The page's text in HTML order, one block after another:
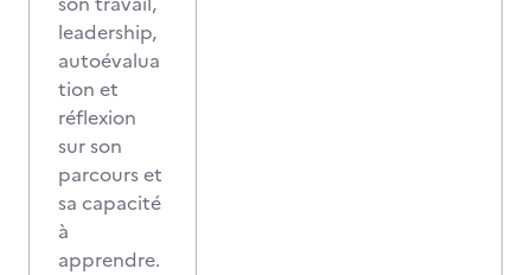
leadership,
autoévalua
tion et
réflexion
sur son
parcours et
sa capacité
à
apprendre.